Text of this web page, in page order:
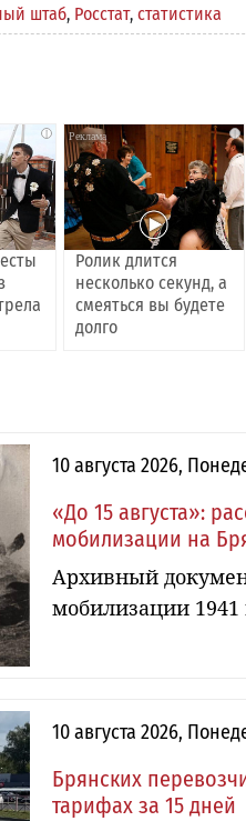
штаб, Росстат, статистика
i i
Ролик длится
несколько секунд, а
смеяться вы будете
долго
10 августа 2026,
«До 15 августа»:
мобилизации на
Архивный
мобилизации 1941
10 августа 2026,
Брянских
тарифах за 15 дней